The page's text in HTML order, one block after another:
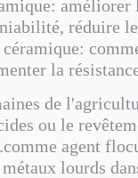
améliorer
réduire
la
de
ou le
agent
métaux lourds